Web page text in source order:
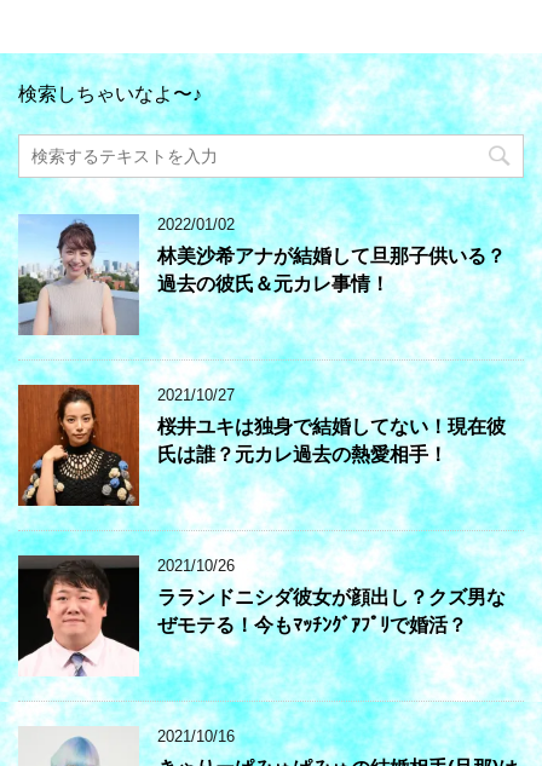
検索しちゃいなよ〜♪
2022/01/02
林美沙希アナが結婚して旦那子供いる？
過去の彼氏＆元カレ事情！
2021/10/27
桜井ユキは独身で結婚してない！現在彼
氏は誰？元カレ過去の熱愛相手！
2021/10/26
ラランドニシダ彼女が顔出し？クズ男な
ぜモテる！今もﾏｯﾁﾝｸﾞｱﾌﾟﾘで婚活？
2021/10/16